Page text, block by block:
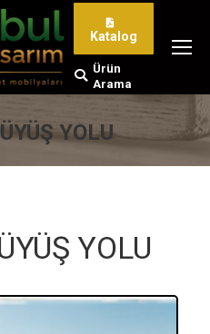
Katalog
Search:
Ürün
Arama
YOLU
YOLU